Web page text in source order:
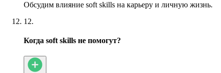
Обсудим влияние soft skills на карьеру и личную жизнь.
12.
Когда soft skills не помогут?